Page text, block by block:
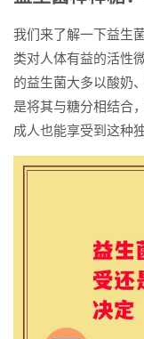
我们来了解一下益生
类对人体有益的活性
的益生菌大多以酸奶
是将其与糖分相结合
成人也能享受到这种